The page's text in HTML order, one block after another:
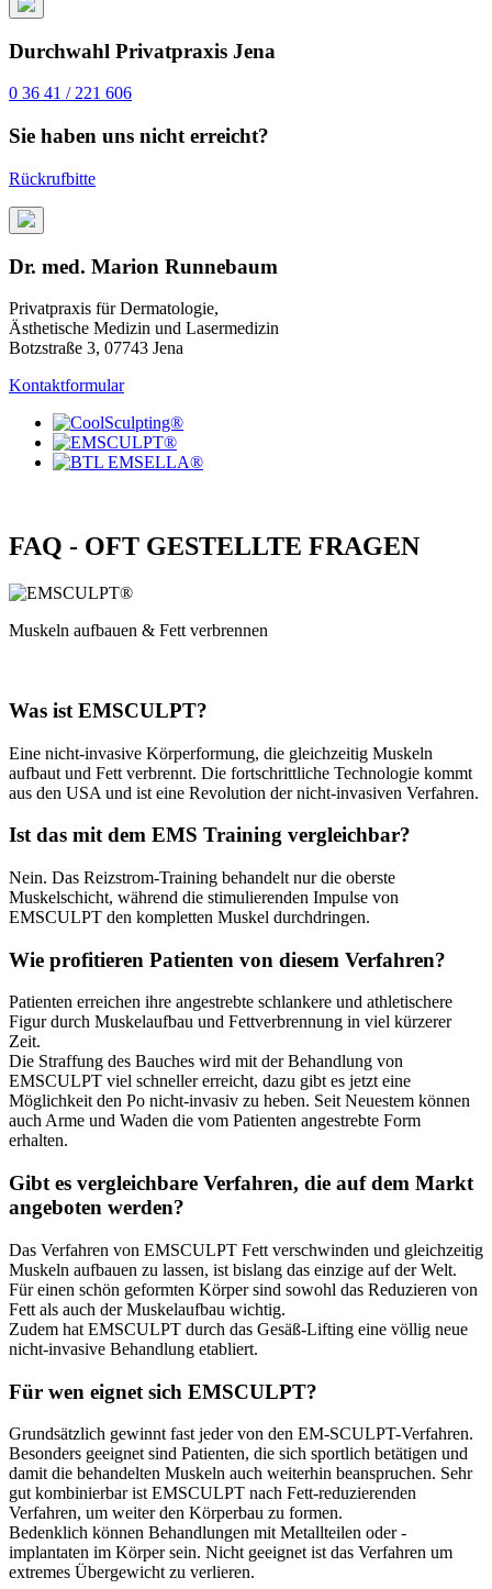
Durchwahl Privatpraxis Jena
0 36 41 / 221 606
Sie haben uns nicht erreicht?
Rückrufbitte
Dr. med. Marion Runnebaum
Privatpraxis für Dermatologie,
Ästhetische Medizin und Lasermedizin
Botzstraße 3, 07743 Jena
Kontaktformular
FAQ - OFT GESTELLTE FRAGEN
Muskeln aufbauen & Fett verbrennen
Was ist EMSCULPT?
Eine nicht-invasive Körperformung, die gleichzeitig Muskeln
aufbaut und Fett verbrennt. Die fortschrittliche Technologie kommt
aus den USA und ist eine Revolution der nicht-invasiven Verfahren.
Ist das mit dem EMS Training vergleichbar?
Nein. Das Reizstrom-Training behandelt nur die oberste
Muskelschicht, während die stimulierenden Impulse von
EMSCULPT den kompletten Muskel durchdringen.
Wie profitieren Patienten von diesem Verfahren?
Patienten erreichen ihre angestrebte schlankere und athletischere
Figur durch Muskelaufbau und Fettverbrennung in viel kürzerer
Zeit.
Die Straffung des Bauches wird mit der Behandlung von
EMSCULPT viel schneller erreicht, dazu gibt es jetzt eine
Möglichkeit den Po nicht-invasiv zu heben. Seit Neuestem können
auch Arme und Waden die vom Patienten angestrebte Form
erhalten.
Gibt es vergleichbare Verfahren, die auf dem Markt
angeboten werden?
Das Verfahren von EMSCULPT Fett verschwinden und gleichzeitig
Muskeln aufbauen zu lassen, ist bislang das einzige auf der Welt.
Für einen schön geformten Körper sind sowohl das Reduzieren von
Fett als auch der Muskelaufbau wichtig.
Zudem hat EMSCULPT durch das Gesäß-Lifting eine völlig neue
nicht-invasive Behandlung etabliert.
Für wen eignet sich EMSCULPT?
Grundsätzlich gewinnt fast jeder von den EM-SCULPT-Verfahren.
Besonders geeignet sind Patienten, die sich sportlich betätigen und
damit die behandelten Muskeln auch weiterhin beanspruchen. Sehr
gut kombinierbar ist EMSCULPT nach Fett-reduzierenden
Verfahren, um weiter den Körperbau zu formen.
Bedenklich können Behandlungen mit Metallteilen oder -
implantaten im Körper sein. Nicht geeignet ist das Verfahren um
extremes Übergewicht zu verlieren.